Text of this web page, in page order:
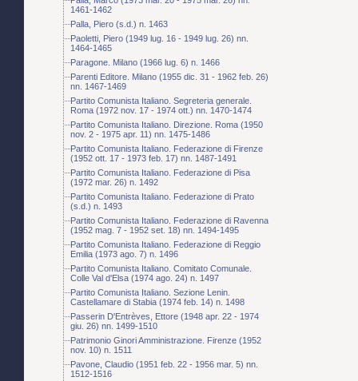
1461-1462
Palla, Piero (s.d.) n. 1463
Paoletti, Piero (1949 lug. 16 - 1949 lug. 26) nn.
1464-1465
Paragone. Milano (1966 lug. 6) n. 1466
Parenti Editore. Milano (1955 dic. 31 - 1962 feb. 26)
nn. 1467-1469
Partito Comunista Italiano. Segreteria generale.
Roma (1972 nov. 17 - 1974 ott.) nn. 1470-1474
Partito Comunista Italiano. Direzione. Roma (1950
nov. 2 - 1975 apr. 11) nn. 1475-1486
Partito Comunista Italiano. Federazione di Firenze
(1952 ott. 17 - 1973 feb. 17) nn. 1487-1491
Partito Comunista Italiano. Federazione di Pisa
(1972 mar. 26) n. 1492
Partito Comunista Italiano. Federazione di Prato
(s.d.) n. 1493
Partito Comunista Italiano. Federazione di Ravenna
(1952 mag. 7 - 1952 set. 18) nn. 1494-1495
Partito Comunista Italiano. Federazione di Reggio
Emilia (1973 ago. 7) n. 1496
Partito Comunista Italiano. Comitato Comunale.
Colle Val d'Elsa (1974 ago. 24) n. 1497
Partito Comunista Italiano. Sezione Lenin.
Castellamare di Stabia (1974 feb. 14) n. 1498
Passerin D'Entrèves, Ettore (1948 apr. 22 - 1974
giu. 26) nn. 1499-1510
Patrimonio Ginori Amministrazione. Firenze (1952
nov. 10) n. 1511
Pavone, Claudio (1951 feb. 22 - 1956 mar. 5) nn.
1512-1516